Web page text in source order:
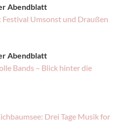
Abendblatt
Umsonst und Draußen
Abendblatt
Bands – Blick hinter die
Drei Tage Musik for